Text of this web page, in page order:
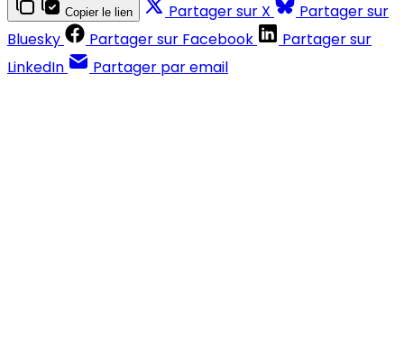
Copier le lien Partager sur X
Partager sur
Bluesky
Partager sur Facebook
Partager sur
LinkedIn
Partager par email